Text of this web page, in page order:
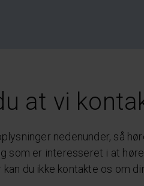
at vi
nedenunder, så
som er interesseret i at
du ikke kontakte os om